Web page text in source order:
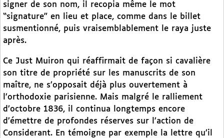
signer de son nom, il recopia même le mot
“signature” en lieu et place, comme dans le billet
susmentionné, puis vraisemblablement le raya juste
après.
Ce Just Muiron qui réaffirmait de façon si cavalière
son titre de propriété sur les manuscrits de son
maître, ne s’opposait déjà plus ouvertement à
l’orthodoxie parisienne. Mais malgré le ralliement
d’octobre 1836, il continua longtemps encore
d’émettre de profondes réserves sur l’action de
Considerant. En témoigne par exemple la lettre qu’il